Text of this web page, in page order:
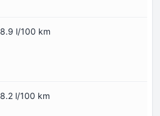
8.9 l/100 km
8.2 l/100 km